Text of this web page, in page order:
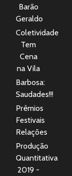
Barão
Geraldo
Coletividade
Tem
Cena
na Vila
Barbosa:
Saudades!!!
Prêmios
Festivais
Relações
Produção
Quantitativa
2019 -